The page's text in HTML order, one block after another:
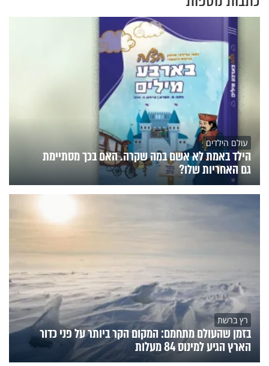
עולם הילדים
הילד באמת לא אשם במה שקרה. האם בכך מסתיימת
גם האחריות שלו?
רץ ברשת
בזמן שהעולם מתחמם: המקום הקר ביותר על פני כדור
הארץ הגיע למינוס 84 מעלות